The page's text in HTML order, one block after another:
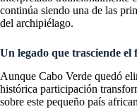
continúa siendo una de las
del archipiélago.
Un legado que trasciende el
Aunque Cabo Verde quedó
histórica participación
sobre este pequeño país